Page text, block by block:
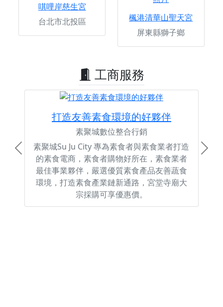
唭哩岸慈生宮
台北市北投區
楓港清華山聖天宮
屏東縣獅子鄉
工商服務
打造友善素食環境的好夥伴
素聚城數位整合行銷
素聚城Su Ju City 專為素食者與素食業者打造
的素食電商，素食者購物好所在，素食業者
最佳事業夥伴，嚴選優質素食產品友善蔬食
環境，打造素食產業鏈新通路，宮堂寺廟大
宗採購可享優惠價。
Previous Next